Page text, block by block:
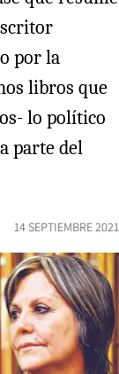
por la
libros que
lo político
parte del
14 SEPTIEMBRE 2021